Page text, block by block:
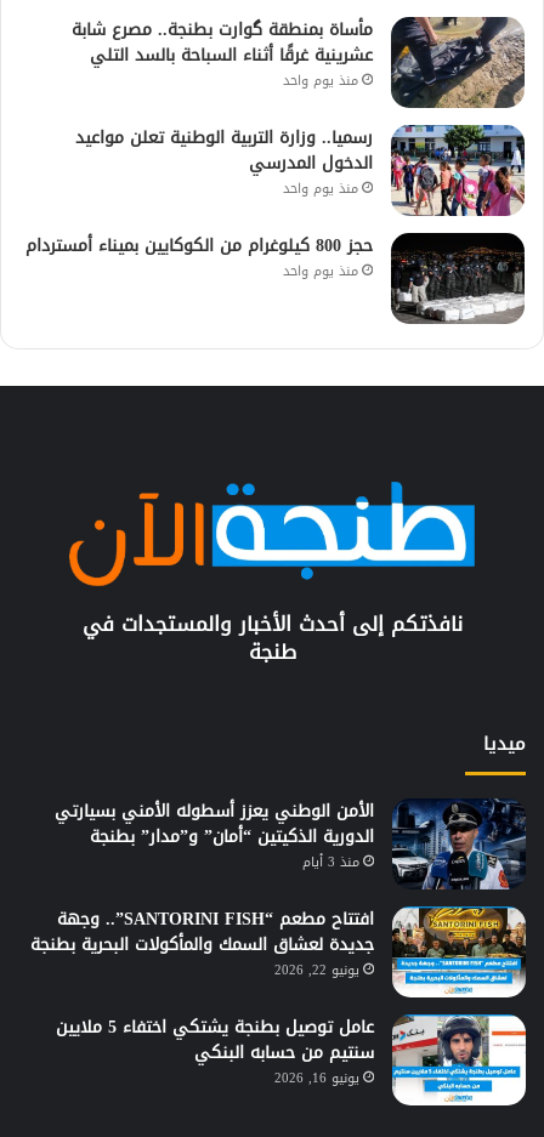
مأساة بمنطقة گوارت بطنجة.. مصرع شابة
عشرينية غرقًا أثناء السباحة بالسد التلي
منذ يوم واحد
رسميا.. وزارة التربية الوطنية تعلن مواعيد
الدخول المدرسي
منذ يوم واحد
حجز 800 كيلوغرام من الكوكايين بميناء أمستردام
منذ يوم واحد
نافذتكم إلى أحدث الأخبار والمستجدات في
طنجة
ميديا
الأمن الوطني يعزز أسطوله الأمني بسيارتي
الدورية الذكيتين “أمان” و”مدار” بطنجة
منذ 3 أيام
افتتاح مطعم “SANTORINI FISH”.. وجهة
جديدة لعشاق السمك والمأكولات البحرية بطنجة
يونيو 22, 2026
عامل توصيل بطنجة يشتكي اختفاء 5 ملايين
سنتيم من حسابه البنكي
يونيو 16, 2026